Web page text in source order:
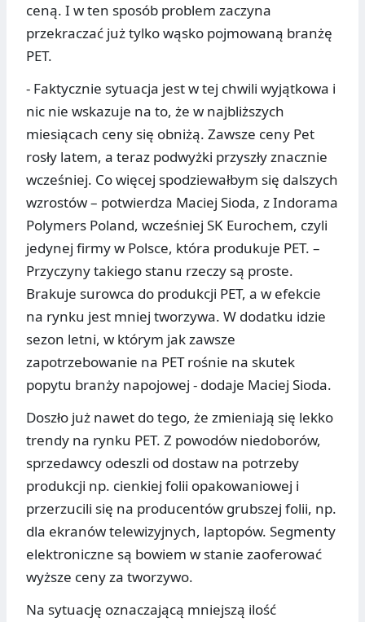
ceną. I w ten sposób problem zaczyna
przekraczać już tylko wąsko pojmowaną branżę
PET.
- Faktycznie sytuacja jest w tej chwili wyjątkowa i
nic nie wskazuje na to, że w najbliższych
miesiącach ceny się obniżą. Zawsze ceny Pet
rosły latem, a teraz podwyżki przyszły znacznie
wcześniej. Co więcej spodziewałbym się dalszych
wzrostów – potwierdza Maciej Sioda, z Indorama
Polymers Poland, wcześniej SK Eurochem, czyli
jedynej firmy w Polsce, która produkuje PET. –
Przyczyny takiego stanu rzeczy są proste.
Brakuje surowca do produkcji PET, a w efekcie
na rynku jest mniej tworzywa. W dodatku idzie
sezon letni, w którym jak zawsze
zapotrzebowanie na PET rośnie na skutek
popytu branży napojowej - dodaje Maciej Sioda.
Doszło już nawet do tego, że zmieniają się lekko
trendy na rynku PET. Z powodów niedoborów,
sprzedawcy odeszli od dostaw na potrzeby
produkcji np. cienkiej folii opakowaniowej i
przerzucili się na producentów grubszej folii, np.
dla ekranów telewizyjnych, laptopów. Segmenty
elektroniczne są bowiem w stanie zaoferować
wyższe ceny za tworzywo.
Na sytuację oznaczającą mniejszą ilość